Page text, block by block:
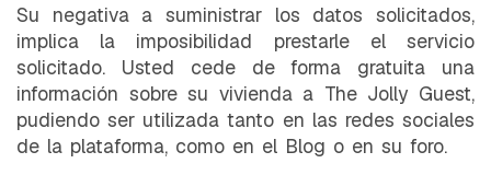
Su negativa a suministrar los datos solicitados,
implica la imposibilidad prestarle el servicio
solicitado. Usted cede de forma gratuita una
información sobre su vivienda a The Jolly Guest,
pudiendo ser utilizada tanto en las redes sociales
de la plataforma, como en el Blog o en su foro.